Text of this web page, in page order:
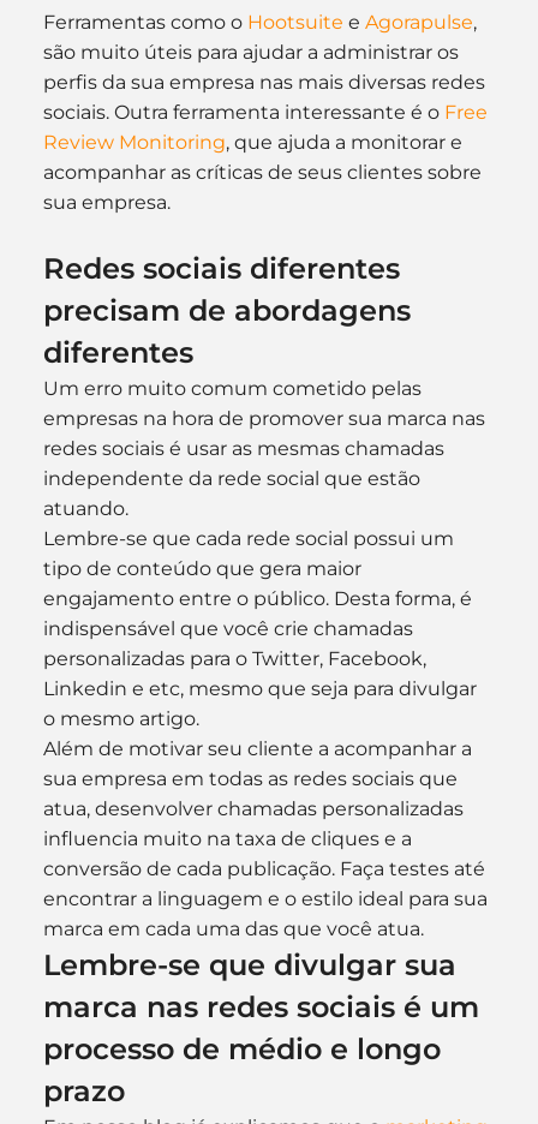
Ferramentas como o Hootsuite e Agorapulse,
são muito úteis para ajudar a administrar os
perfis da sua empresa nas mais diversas redes
sociais. Outra ferramenta interessante é o Free
Review Monitoring, que ajuda a monitorar e
acompanhar as críticas de seus clientes sobre
sua empresa.
Redes sociais diferentes
precisam de abordagens
diferentes
Um erro muito comum cometido pelas
empresas na hora de promover sua marca nas
redes sociais é usar as mesmas chamadas
independente da rede social que estão
atuando.
Lembre-se que cada rede social possui um
tipo de conteúdo que gera maior
engajamento entre o público. Desta forma, é
indispensável que você crie chamadas
personalizadas para o Twitter, Facebook,
Linkedin e etc, mesmo que seja para divulgar
o mesmo artigo.
Além de motivar seu cliente a acompanhar a
sua empresa em todas as redes sociais que
atua, desenvolver chamadas personalizadas
influencia muito na taxa de cliques e a
conversão de cada publicação. Faça testes até
encontrar a linguagem e o estilo ideal para sua
marca em cada uma das que você atua.
Lembre-se que divulgar sua
marca nas redes sociais é um
processo de médio e longo
prazo